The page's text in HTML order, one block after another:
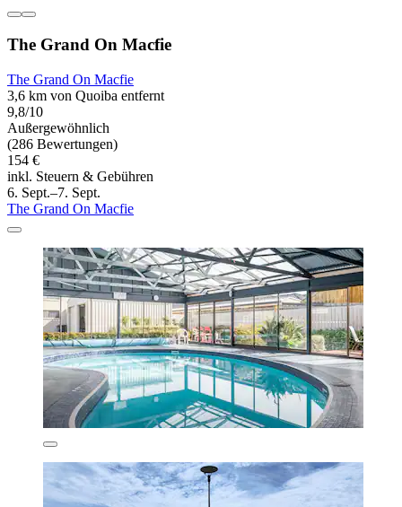
The Grand On Macfie
The Grand On Macfie
3,6 km von Quoiba entfernt
9,8/10
Außergewöhnlich
(286 Bewertungen)
154 €
inkl. Steuern & Gebühren
6. Sept.–7. Sept.
The Grand On Macfie